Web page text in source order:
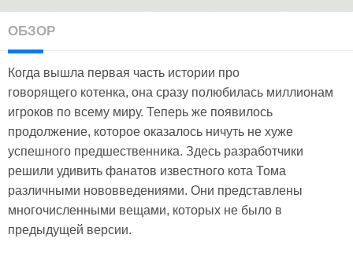
ОБЗОР
Когда вышла первая часть истории про
говорящего котенка, она сразу полюбилась миллионам
игроков по всему миру. Теперь же появилось
продолжение, которое оказалось ничуть не хуже
успешного предшественника. Здесь разработчики
решили удивить фанатов известного кота Тома
различными нововведениями. Они представлены
многочисленными вещами, которых не было в
предыдущей версии.